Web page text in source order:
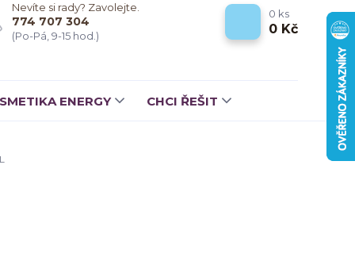
Nevíte si rady? Zavolejte.
774 707 304
(Po-Pá, 9-15 hod.)
0 ks
0 Kč
ENERGY CHCI ŘEŠIT